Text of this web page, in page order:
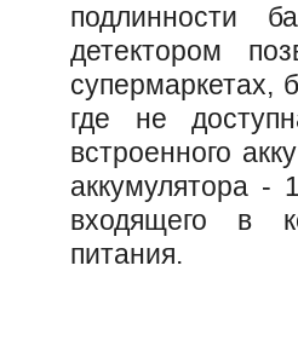
подлинности
детектором
супермаркетах,
где не
встроенного
аккумулятора
входящего в
питания.